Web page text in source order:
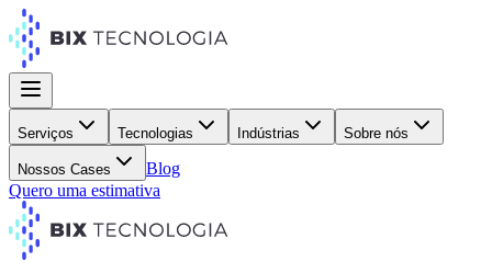
Serviços Tecnologias Indústrias Sobre nós
Nossos Cases
Blog
Quero uma estimativa